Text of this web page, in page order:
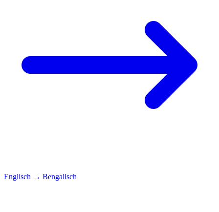
Englisch → Bengalisch